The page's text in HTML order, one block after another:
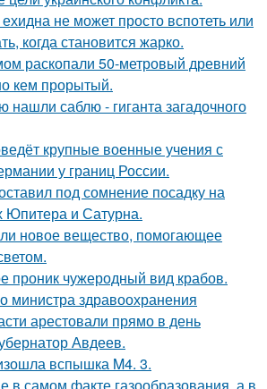
не может просто вспотеть или
когда становится жарко.
раскопали 50-метровый древний
кем прорытый.
нашли саблю - гиганта загадочного
крупные военные учения с
у границ России.
под сомнение посадку на
Юпитера и Сатурна.
новое вещество, помогающее
проник чужеродный вид крабов.
министра здравоохранения
арестовали прямо в день
Авдеев.
вспышка M4. 3.